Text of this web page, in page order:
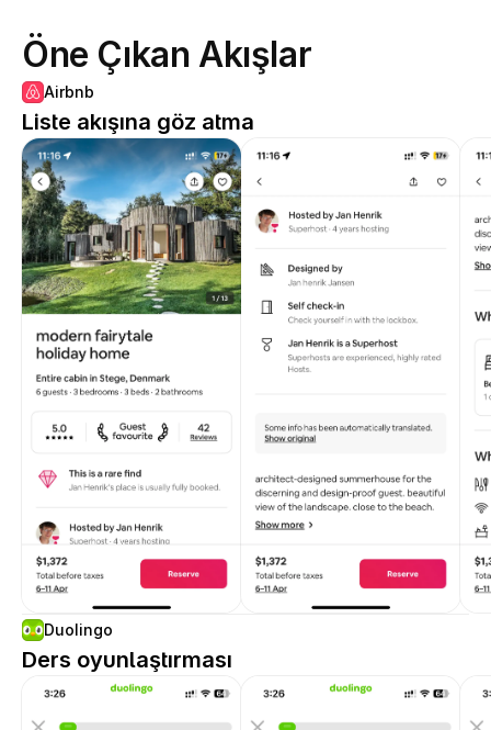
Öne Çıkan Akışlar
Airbnb
Liste akışına göz atma
Duolingo
Ders oyunlaştırması